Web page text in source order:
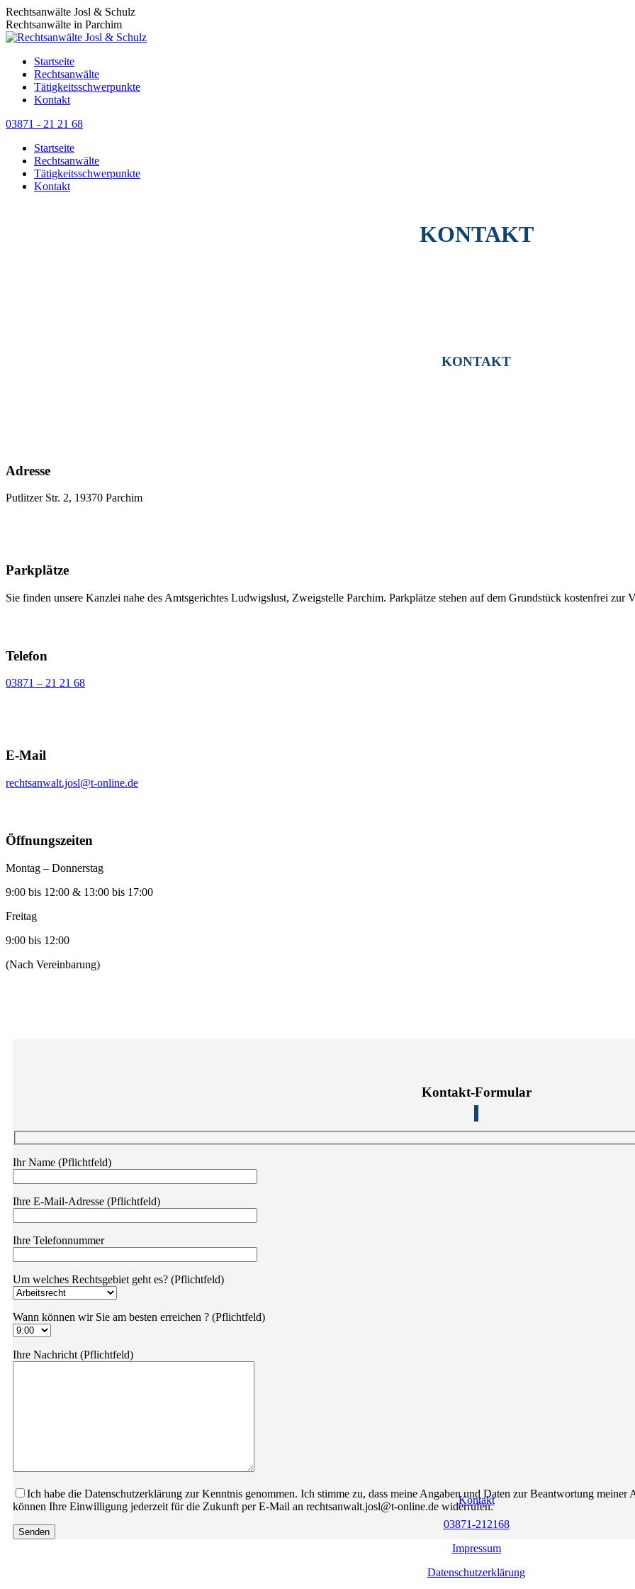
Zum
Inhalt
springen
Rechtsanwälte Josl & Schulz
Rechtsanwälte in Parchim
Startseite
Rechtsanwälte
Tätigkeitsschwerpunkte
Kontakt
03871 - 21 21 68
Startseite
Rechtsanwälte
Tätigkeitsschwerpunkte
Kontakt
KONTAKT
KONTAKT
Adresse
Putlitzer Str. 2, 19370 Parchim
Parkplätze
Sie finden unsere Kanzlei nahe des Amtsgerichtes Ludwigslust, Zweigstelle Parchim. Parkplätze stehen auf dem Grundstück kostenfrei zur
Telefon
03871 – 21 21 68
E-Mail
rechtsanwalt.josl@t-online.de
Öffnungszeiten
Montag – Donnerstag
9:00 bis 12:00 & 13:00 bis 17:00
Freitag
9:00 bis 12:00
(Nach Vereinbarung)
Kontakt-Formular
Ihr Name (Pflichtfeld)
Ihre E-Mail-Adresse (Pflichtfeld)
Ihre Telefonnummer
Um welches Rechtsgebiet geht es? (Pflichtfeld)
Wann können wir Sie am besten erreichen ? (Pflichtfeld)
Ihre Nachricht (Pflichtfeld)
Ich habe die Datenschutzerklärung zur Kenntnis genommen. Ich stimme zu, dass meine Angaben und Daten zur Beantwortung
können Ihre Einwilligung jederzeit für die Zukunft per E-Mail an rechtsanwalt.josl@t-online.de widerrufen.
Kontakt
03871-212168
Impressum
Datenschutzerklärung